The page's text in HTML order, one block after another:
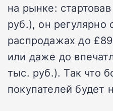
на рынке:
руб.), он регулярно
распродажах до
или даже до
тыс. руб.). Так что
покупателей будет